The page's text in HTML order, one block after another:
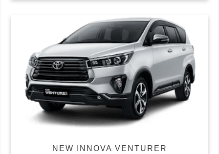
NEW INNOVA VENTURER